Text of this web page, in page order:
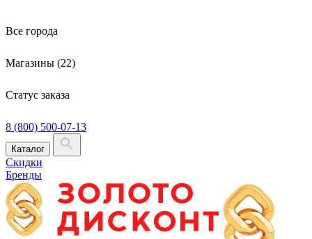
Все города
Магазины (22)
Статус заказа
8 (800) 500-07-13
Каталог
Скидки
Бренды